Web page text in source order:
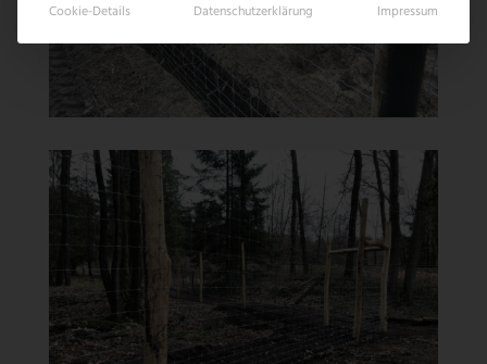
Cookie-Details Datenschutzerklärung Impressum